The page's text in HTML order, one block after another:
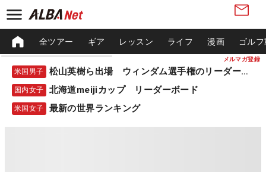
メルマガ登録
全ツアー ギア レッスン ライフ 漫画 ゴル
米国男子 松山英樹ら出場 ウィンダム選手権のリーダーボード
国内女子 北海道meijiカップ リーダーボード
米国女子 最新の世界ランキング